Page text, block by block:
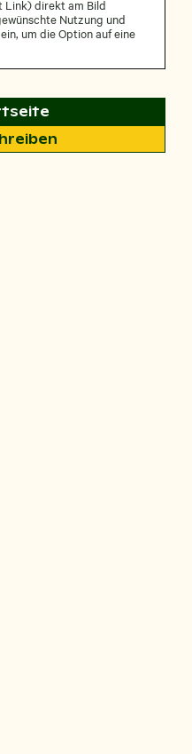
Link) direkt am Bild
Nutzung und
um die Option auf eine